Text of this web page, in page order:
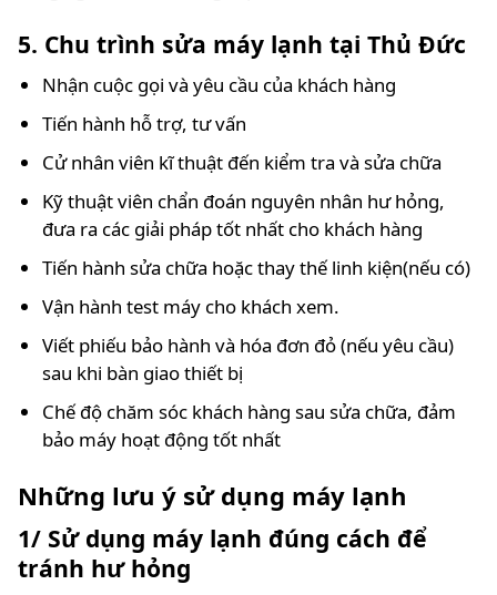
5. Chu trình sửa máy lạnh tại Thủ Đức
Nhận cuộc gọi và yêu cầu của khách hàng
Tiến hành hỗ trợ, tư vấn
Cử nhân viên kĩ thuật đến kiểm tra và sửa chữa
Kỹ thuật viên chẩn đoán nguyên nhân hư hỏng,
đưa ra các giải pháp tốt nhất cho khách hàng
Tiến hành sửa chữa hoặc thay thế linh kiện(nếu có)
Vận hành test máy cho khách xem.
Viết phiếu bảo hành và hóa đơn đỏ (nếu yêu cầu)
sau khi bàn giao thiết bị
Chế độ chăm sóc khách hàng sau sửa chữa, đảm
bảo máy hoạt động tốt nhất
Những lưu ý sử dụng máy lạnh
1/ Sử dụng máy lạnh đúng cách để
tránh hư hỏng